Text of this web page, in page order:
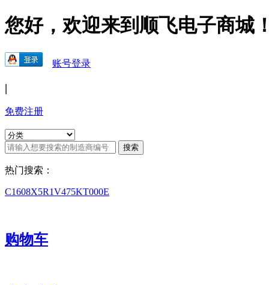
您好，欢迎来到顺飞电子商城
账号登录
|
免费注册
热门搜索：
C1608X5R1V475KT000E
购物车